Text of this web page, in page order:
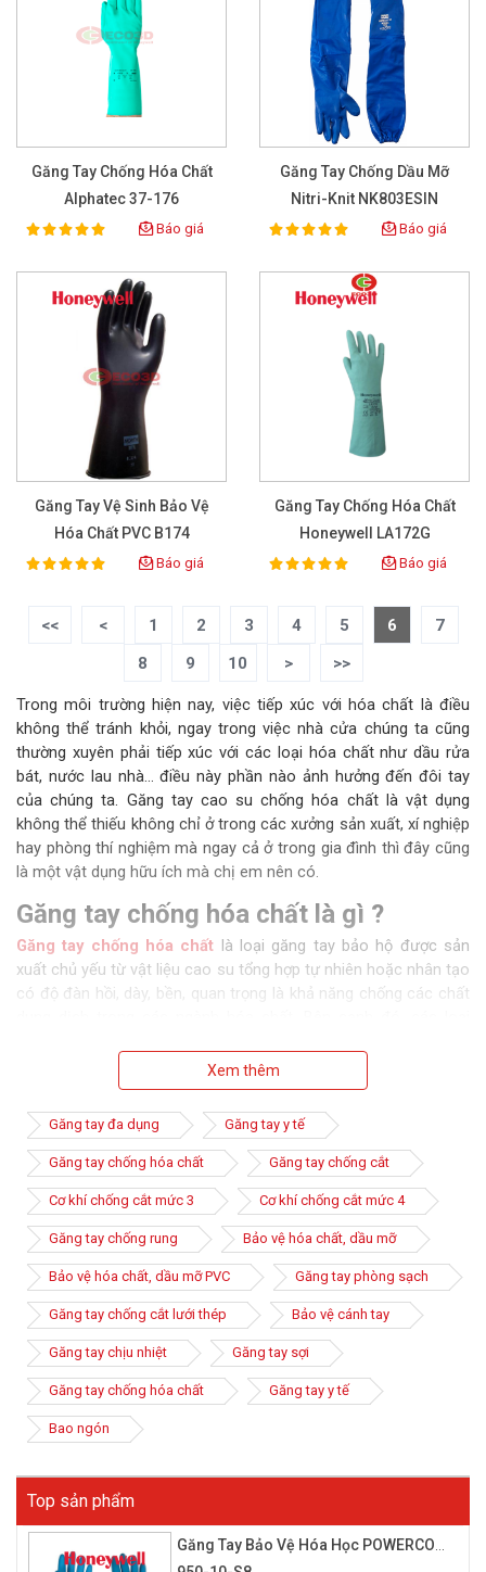
Găng Tay Chống Hóa Chất
Alphatec 37-176
Rating:
100% Báo giá
Găng Tay Chống Dầu Mỡ
Nitri-Knit NK803ESIN
Rating:
100% Báo giá
Găng Tay Vệ Sinh Bảo Vệ
Hóa Chất PVC B174
Rating:
100% Báo giá
Găng Tay Chống Hóa Chất
Honeywell LA172G
Rating:
100% Báo giá
<< < 1 2 3 4 5 6
7
8
9 10 > >>
Trong môi trường hiện nay, việc tiếp xúc với hóa chất là điều
không thể tránh khỏi, ngay trong việc nhà cửa chúng ta cũng
thường xuyên phải tiếp xúc với các loại hóa chất như dầu rửa
bát, nước lau nhà… điều này phần nào ảnh hưởng đến đôi tay
của chúng ta. Găng tay cao su chống hóa chất là vật dụng
không thể thiếu không chỉ ở trong các xưởng sản xuất, xí nghiệp
hay phòng thí nghiệm mà ngay cả ở trong gia đình thì đây cũng
là một vật dụng hữu ích mà chị em nên có.
Găng tay chống hóa chất là gì ?
Găng tay chống hóa chất là loại găng tay bảo hộ được sản
xuất chủ yếu từ vật liệu cao su tổng hợp tự nhiên hoặc nhân tạo
có độ đàn hồi, dày, bền, quan trọng là khả năng chống các chất
độ khéo léo khi làm việc, cảm giác thoải mái khi sử dụng. Nếu
không trang bị cho người lao động thì hóa chất có thể ảnh
hưởng đến bàn tay, gây hại cho da, tổn thương về da tay.
Găng tay cao su chống hóa chất là loại phổ biến nhất hiện nay
các chất độc hại cực tốt. Bên cạnh đó, các loại găng tay cao su
chống hóa chất còn được thiết kế để mang lại độ khéo léo khi
làm việc, cảm giác thoải mái khi sử dụng.
Xem thêm
Găng tay đa dụng Găng tay y tế
Găng tay chống hóa chất Găng tay chống cắt
Cơ khí chống cắt mức 3 Cơ khí chống cắt mức 4
Găng tay chống rung Bảo vệ hóa chất, dầu mỡ
Bảo vệ hóa chất, dầu mỡ PVC Găng tay phòng sạch
Găng tay chống cắt lưới thép Bảo vệ cánh tay
Găng tay chịu nhiệt Găng tay sợi
Găng tay chống hóa chất Găng tay y tế
Bao ngón
Top sản phẩm
Găng Tay Bảo Vệ Hóa Học POWERCOAT